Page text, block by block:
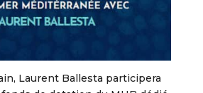
Laurent Ballesta participera